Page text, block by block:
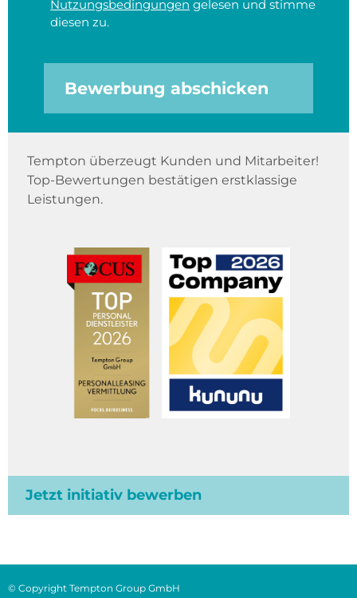
Nutzungsbedingungen gelesen und stimme
diesen zu.
Bewerbung abschicken
Tempton überzeugt Kunden und Mitarbeiter!
Top-Bewertungen bestätigen erstklassige
Leistungen.
Jetzt initiativ bewerben
© Copyright Tempton Group GmbH